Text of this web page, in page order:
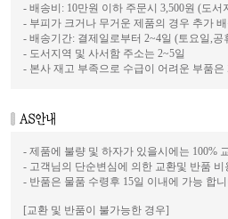
- 배송비: 10만원 이하 주문시 3,500원 (도
- 부피가 크거나 무거운 제품의 경우 추가
- 배송기간: 결제일로부터 2~4일 (토요일,공
- 도서지역 및 사서함 주소는 2~5일
- 본사 재고 부족으로 수급이 어려운 부품은
- 제품에 불량 및 하자가 있을시에는 100%
- 고객님의 단순변심에 의한 교환및 반품
- 반품은 물품 수령후 15일 이내에 가능 합
[교환 및 반품이 불가능한 경우]